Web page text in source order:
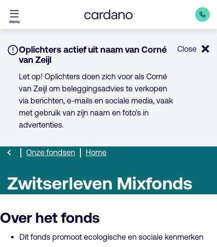
Direct
naar
menu
Notice:
Oplichters actief uit naam van Corné
van Zeijl
Let op! Oplichters doen zich voor als Corné
van Zeijl om beleggingsadvies te verkopen
via berichten, e-mails en sociale media, vaak
met gebruik van zijn naam en foto's in
advertenties.
Close
Home
Onze fondsen
Zwitserleven Mixfonds
Over het fonds
Dit fonds promoot ecologische en sociale kenmerken